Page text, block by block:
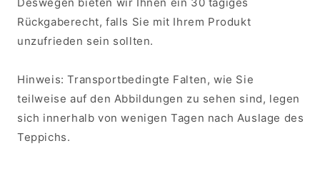
Rückgaberecht, falls Sie mit Ihrem Produkt
unzufrieden sein sollten.
Hinweis: Transportbedingte Falten, wie Sie
teilweise auf den Abbildungen zu sehen sind, legen
sich innerhalb von wenigen Tagen nach Auslage des
Teppichs.